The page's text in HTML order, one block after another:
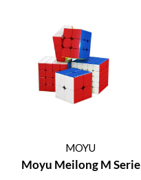
MOYU
Moyu Meilong M Serie